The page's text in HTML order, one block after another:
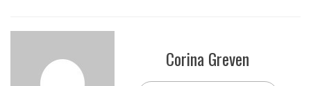
Corina Greven